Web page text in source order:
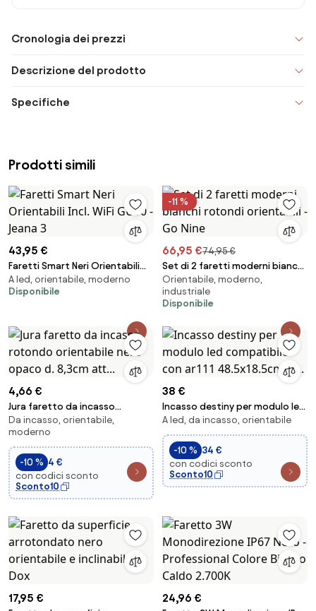
Cronologia dei prezzi
Descrizione del prodotto
Specifiche
Prodotti simili
43,95 €
Faretti Smart Neri Orientabili
Incl. WiFi GU10 - Jeana 3
A led, orientabile, moderno
Disponibile
-11 %
66,95 €74,95 €
Set di 2 faretti moderni bianchi
rotondi orientabili - Go Nine
Orientabile, moderno,
industriale
Disponibile
4,66 €
Jura faretto da incasso
rotondo orientabile nero
opaco d. 8,3cm att...
Da incasso, orientabile,
moderno
-10 % 4 €
con codici sconto
Sconto10
38 €
Incasso destiny per modulo led
compatibile con ar111
48.5x18.5cm 2 ...
A led, da incasso, orientabile
-10 % 34 €
con codici sconto
Sconto10
17,95 € 24,96 €